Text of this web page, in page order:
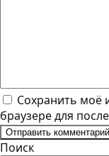
Сохранить моё
браузере для
Поиск